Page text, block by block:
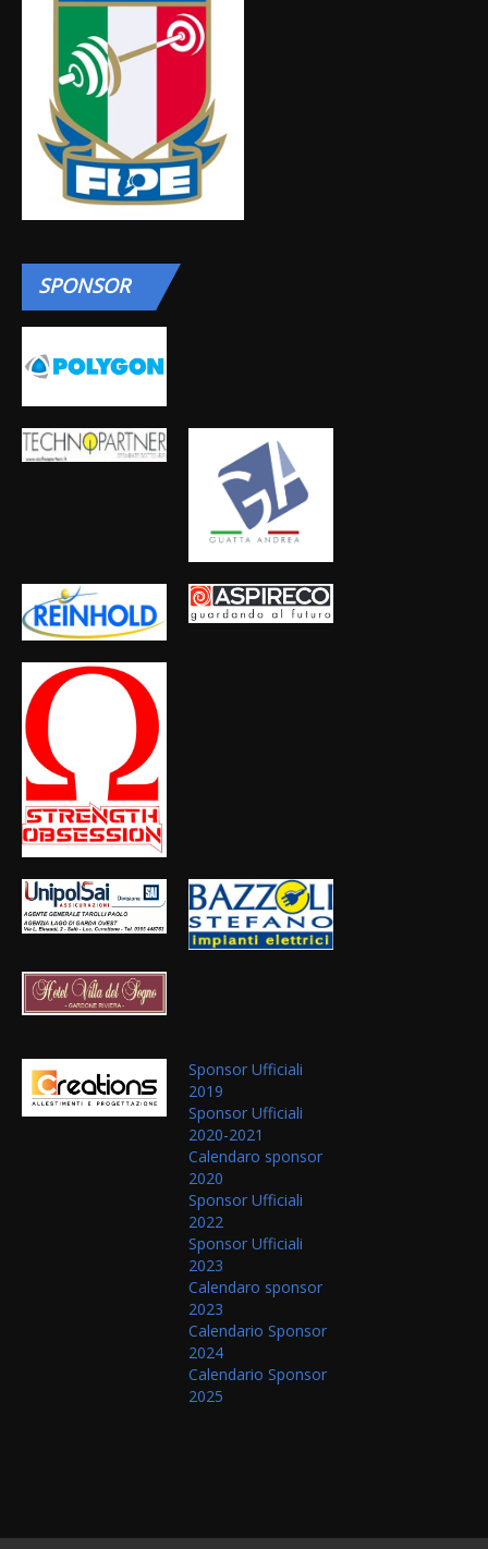
SPONSOR
Sponsor Ufficiali
2019
Sponsor Ufficiali
2020-2021
Calendaro sponsor
2020
Sponsor Ufficiali
2022
Sponsor Ufficiali
2023
Calendaro sponsor
2023
Calendario Sponsor
2024
Calendario Sponsor
2025